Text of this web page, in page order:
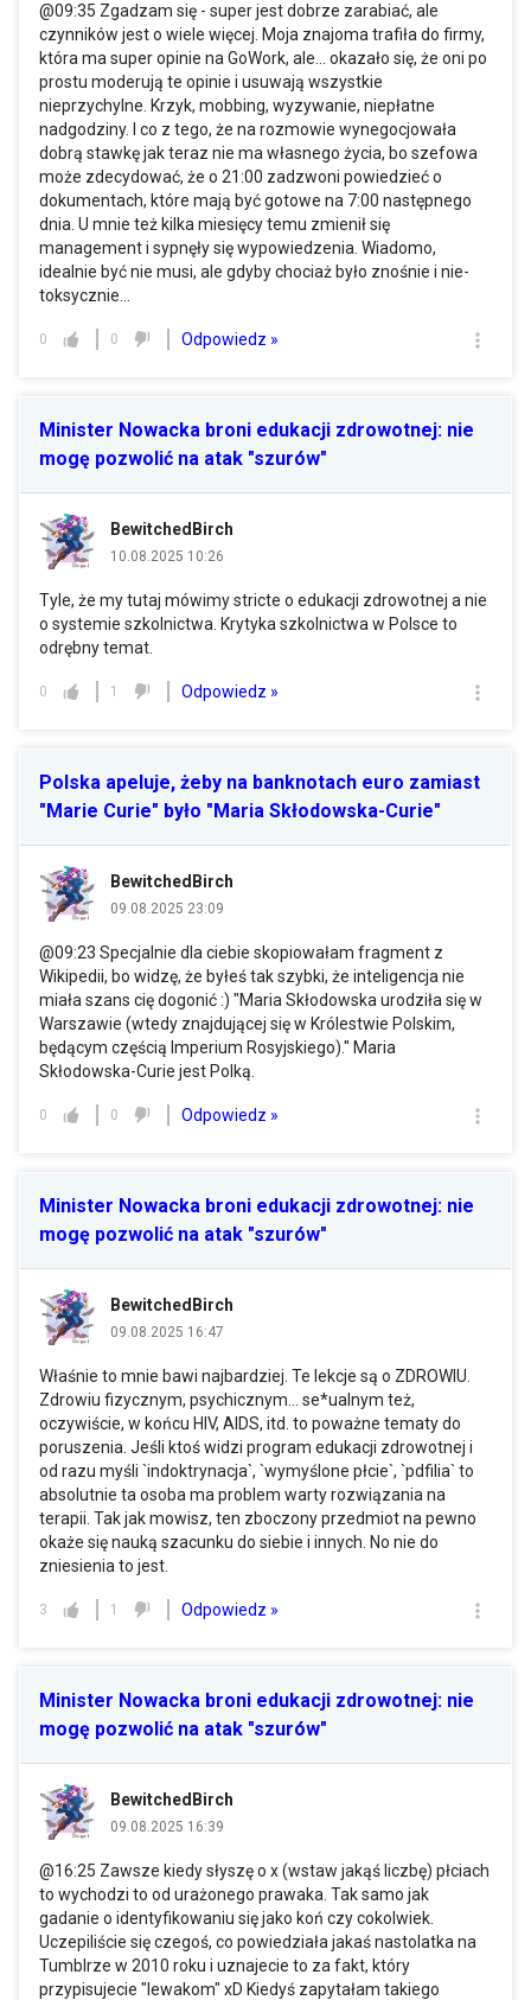
@09:35 Zgadzam się - super jest dobrze zarabiać, ale
czynników jest o wiele więcej. Moja znajoma trafiła do firmy,
która ma super opinie na GoWork, ale... okazało się, że oni po
prostu moderują te opinie i usuwają wszystkie
nieprzychylne. Krzyk, mobbing, wyzywanie, niepłatne
nadgodziny. I co z tego, że na rozmowie wynegocjowała
dobrą stawkę jak teraz nie ma własnego życia, bo szefowa
może zdecydować, że o 21:00 zadzwoni powiedzieć o
dokumentach, które mają być gotowe na 7:00 następnego
dnia. U mnie też kilka miesięcy temu zmienił się
management i sypnęły się wypowiedzenia. Wiadomo,
idealnie być nie musi, ale gdyby chociaż było znośnie i nie-
toksycznie...
0 0 Odpowiedz »
Minister Nowacka broni edukacji zdrowotnej: nie
mogę pozwolić na atak "szurów"
BewitchedBirch
10.08.2025 10:26
Tyle, że my tutaj mówimy stricte o edukacji zdrowotnej a nie
o systemie szkolnictwa. Krytyka szkolnictwa w Polsce to
odrębny temat.
0 1 Odpowiedz »
Polska apeluje, żeby na banknotach euro zamiast
"Marie Curie" było "Maria Skłodowska-Curie"
BewitchedBirch
09.08.2025 23:09
@09:23 Specjalnie dla ciebie skopiowałam fragment z
Wikipedii, bo widzę, że byłeś tak szybki, że inteligencja nie
miała szans cię dogonić :) "Maria Skłodowska urodziła się w
Warszawie (wtedy znajdującej się w Królestwie Polskim,
będącym częścią Imperium Rosyjskiego)." Maria
Skłodowska-Curie jest Polką.
0 0 Odpowiedz »
Minister Nowacka broni edukacji zdrowotnej: nie
mogę pozwolić na atak "szurów"
BewitchedBirch
09.08.2025 16:47
Właśnie to mnie bawi najbardziej. Te lekcje są o ZDROWIU.
Zdrowiu fizycznym, psychicznym... se*ualnym też,
oczywiście, w końcu HIV, AIDS, itd. to poważne tematy do
poruszenia. Jeśli ktoś widzi program edukacji zdrowotnej i
od razu myśli `indoktrynacja`, `wymyślone płcie`, `pdfilia` to
absolutnie ta osoba ma problem warty rozwiązania na
terapii. Tak jak mowisz, ten zboczony przedmiot na pewno
okaże się nauką szacunku do siebie i innych. No nie do
zniesienia to jest.
3 1 Odpowiedz »
Minister Nowacka broni edukacji zdrowotnej: nie
mogę pozwolić na atak "szurów"
BewitchedBirch
09.08.2025 16:39
@16:25 Zawsze kiedy słyszę o x (wstaw jakąś liczbę) płciach
to wychodzi to od urażonego prawaka. Tak samo jak
gadanie o identyfikowaniu się jako koń czy cokolwiek.
Uczepiliście się czegoś, co powiedziała jakaś nastolatka na
Tumblrze w 2010 roku i uznajecie to za fakt, który
przypisujecie "lewakom" xD Kiedyś zapytałam takiego